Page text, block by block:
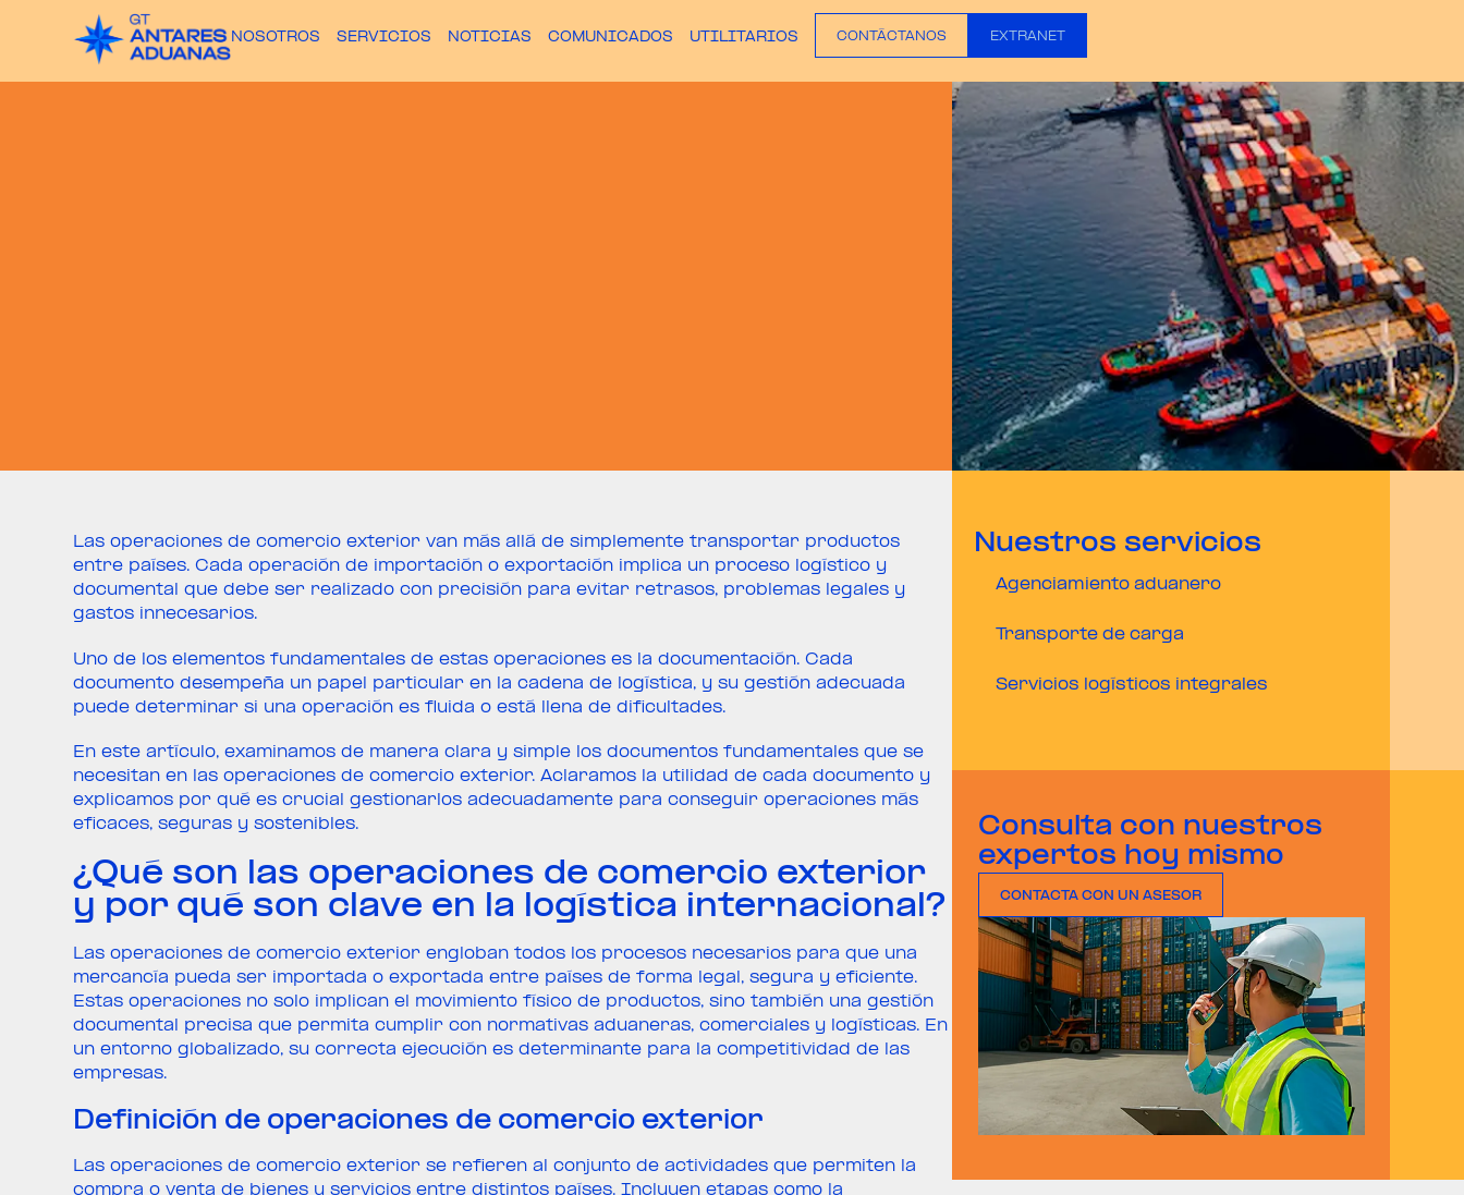
NOSOTROS SERVICIOS NOTICIAS COMUNICADOS UTILITARIOS CONTÁCTANOS EXTRANET
Las operaciones de comercio exterior van más allá de simplemente transportar productos
entre países. Cada operación de importación o exportación implica un proceso logístico y
documental que debe ser realizado con precisión para evitar retrasos, problemas legales y
gastos innecesarios.
Uno de los elementos fundamentales de estas operaciones es la documentación. Cada
documento desempeña un papel particular en la cadena de logística, y su gestión adecuada
puede determinar si una operación es fluida o está llena de dificultades.
En este artículo, examinamos de manera clara y simple los documentos fundamentales que se
necesitan en las operaciones de comercio exterior. Aclaramos la utilidad de cada documento y
explicamos por qué es crucial gestionarlos adecuadamente para conseguir operaciones más
eficaces, seguras y sostenibles.
¿Qué son las operaciones de comercio exterior
y por qué son clave en la logística internacional?
Las operaciones de comercio exterior engloban todos los procesos necesarios para que una
mercancía pueda ser importada o exportada entre países de forma legal, segura y eficiente.
Estas operaciones no solo implican el movimiento físico de productos, sino también una gestión
documental precisa que permita cumplir con normativas aduaneras, comerciales y logísticas. En
un entorno globalizado, su correcta ejecución es determinante para la competitividad de las
empresas.
Definición de operaciones de comercio exterior
Las operaciones de comercio exterior se refieren al conjunto de actividades que permiten la
compra o venta de bienes y servicios entre distintos países. Incluyen etapas como la
Nuestros servicios
Agenciamiento aduanero
Transporte de carga
Servicios logísticos integrales
Consulta con nuestros
expertos hoy mismo
CONTACTA CON UN ASESOR